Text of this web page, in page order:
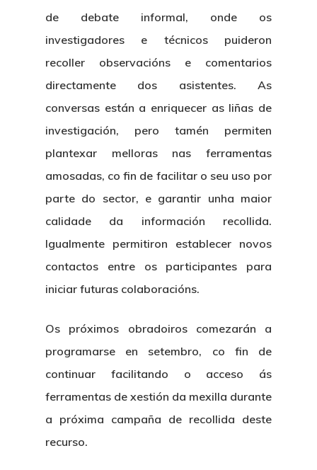
de debate informal, onde os
investigadores e técnicos puideron
recoller observacións e comentarios
directamente dos asistentes. As
conversas están a enriquecer as liñas de
investigación, pero tamén permiten
plantexar melloras nas ferramentas
amosadas, co fin de facilitar o seu uso por
parte do sector, e garantir unha maior
calidade da información recollida.
Igualmente permitiron establecer novos
contactos entre os participantes para
iniciar futuras colaboracións.
Os próximos obradoiros comezarán a
programarse en setembro, co fin de
continuar facilitando o acceso ás
ferramentas de xestión da mexilla durante
a próxima campaña de recollida deste
recurso.